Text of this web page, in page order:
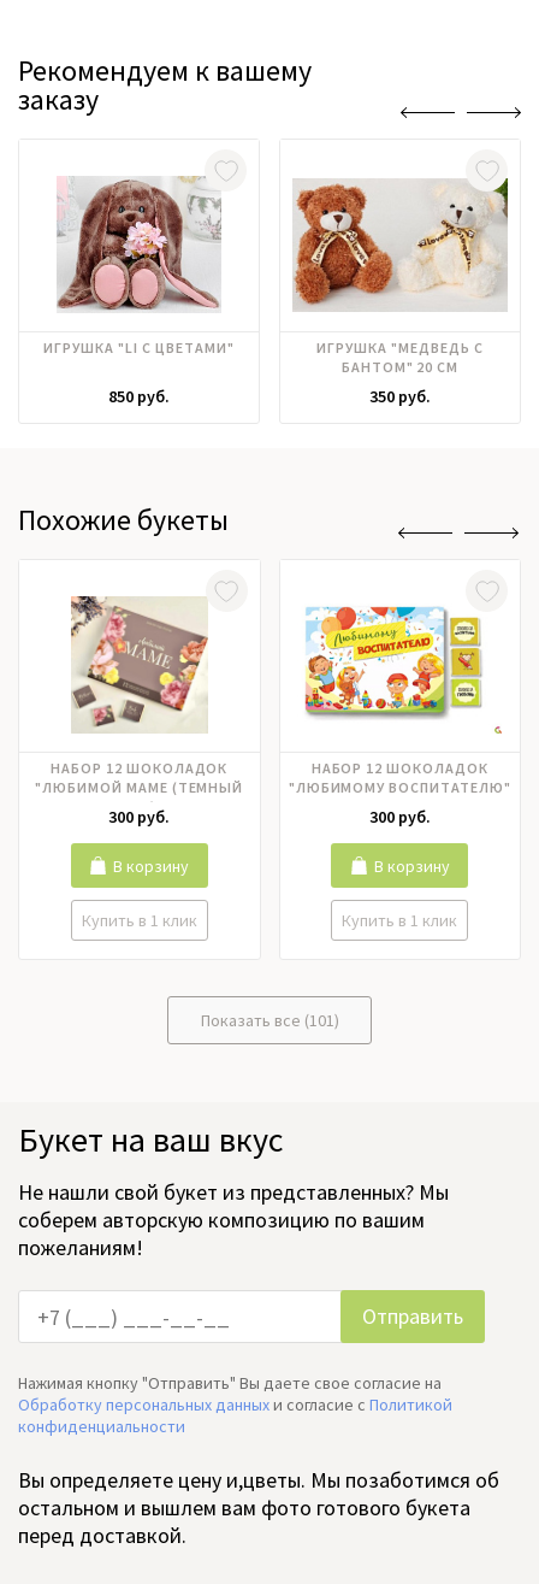
Рекомендуем к вашему
заказу
ИГРУШКА "LI С ЦВЕТАМИ"
850 руб.
ИГРУШКА "МЕДВЕДЬ С
БАНТОМ" 20 СМ
350 руб.
Похожие букеты
НАБОР 12 ШОКОЛАДОК
"ЛЮБИМОЙ МАМЕ (ТЕМНЫЙ
ФОН)"
300 руб.
Купить в 1 клик
В корзину
НАБОР 12 ШОКОЛАДОК
"ЛЮБИМОМУ ВОСПИТАТЕЛЮ"
300 руб.
Купить в 1 клик
В корзину
Показать все (101)
Букет на ваш вкус
Не нашли свой букет из представленных? Мы
соберем авторскую композицию по вашим
пожеланиям!
Нажимая кнопку "Отправить" Вы даете свое согласие на
Обработку персональных данныхи согласие c Политикой
конфиденциальности
Вы определяете цену и,цветы. Мы позаботимся об
остальном и вышлем вам фото готового букета
перед доставкой.